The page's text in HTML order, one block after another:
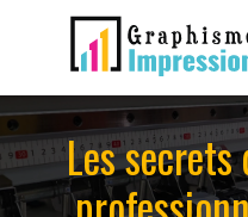
Les secrets